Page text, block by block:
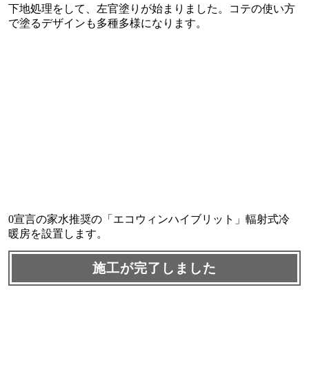
下地処理をして、左官塗りが始まりました。コテの使い方
で塗るデザインも多種多様になります。
0宣言の家水推奨の「エコウィンハイブリット」輻射式冷
暖房を設置します。
施工が完了しました